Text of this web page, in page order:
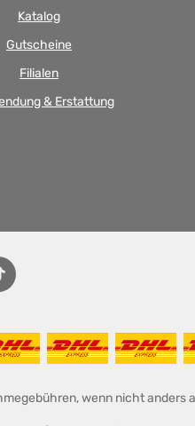
Katalog
Gutscheine
Filialen
& Erstattung
wenn nicht anders